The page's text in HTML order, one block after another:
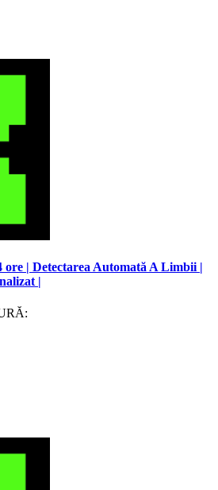
ore | Detectarea Automată A Limbii |
|